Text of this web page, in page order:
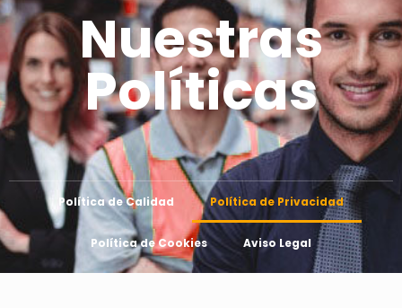
Nuestras
Políticas
Política de Calidad Política de Privacidad
Política de Cookies Aviso Legal